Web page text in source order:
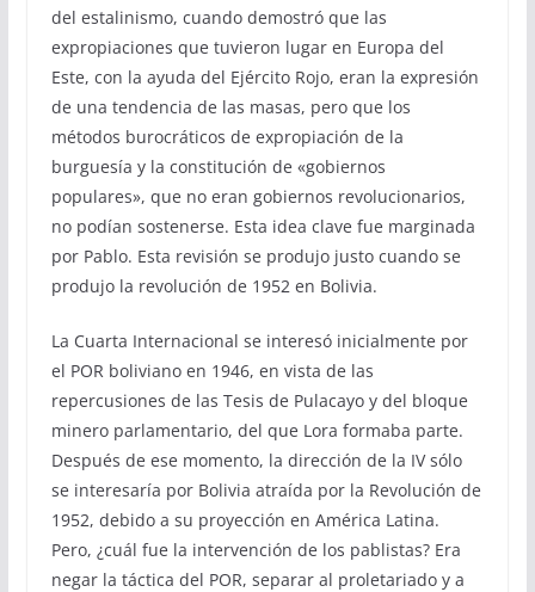
del estalinismo, cuando demostró que las
expropiaciones que tuvieron lugar en Europa del
Este, con la ayuda del Ejército Rojo, eran la expresión
de una tendencia de las masas, pero que los
métodos burocráticos de expropiación de la
burguesía y la constitución de «gobiernos
populares», que no eran gobiernos revolucionarios,
no podían sostenerse. Esta idea clave fue marginada
por Pablo. Esta revisión se produjo justo cuando se
produjo la revolución de 1952 en Bolivia.
La Cuarta Internacional se interesó inicialmente por
el POR boliviano en 1946, en vista de las
repercusiones de las Tesis de Pulacayo y del bloque
minero parlamentario, del que Lora formaba parte.
Después de ese momento, la dirección de la IV sólo
se interesaría por Bolivia atraída por la Revolución de
1952, debido a su proyección en América Latina.
Pero, ¿cuál fue la intervención de los pablistas? Era
negar la táctica del POR, separar al proletariado y a